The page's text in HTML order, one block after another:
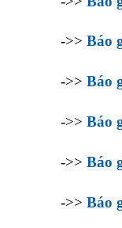
->> Báo
->> Báo
->> Báo
->> Báo
->> Báo